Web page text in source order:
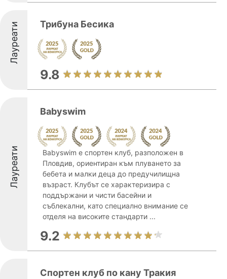
Лауреати Трибуна Бесика
9.8
Лауреати
Babyswim
Babyswim е спортен клуб, разположен в
Пловдив, ориентиран към плуването за
бебета и малки деца до предучилищна
възраст. Клубът се характеризира с
поддържани и чисти басейни и
съблекални, като специално внимание се
отделя на високите стандарти ...
9.2
Спортен клуб по кану Тракия